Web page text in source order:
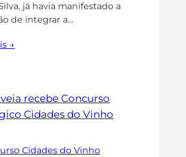
já havia manifestado a
de integrar a…
→
Cidades do Vinho